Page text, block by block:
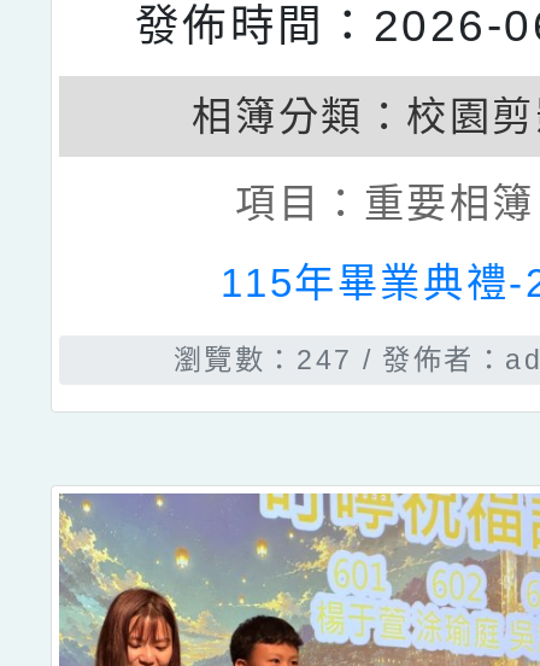
發佈時間：2026-
相簿分類： 校園
項目： 重要相簿
115年畢業典禮-
瀏覽數：247 發佈者：